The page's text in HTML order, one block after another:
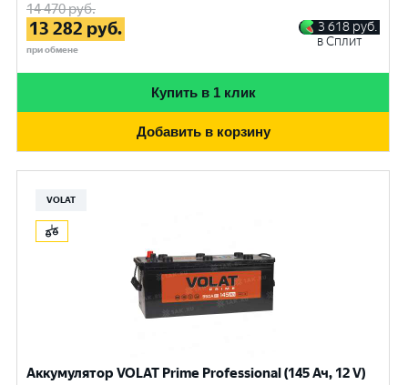
14 470руб.
13 282 руб.
при обмене
3 618 руб.
в Сплит
Купить в 1 клик
Добавить в корзину
VOLAT
Аккумулятор VOLAT Prime Professional (145 Ач, 12 V)